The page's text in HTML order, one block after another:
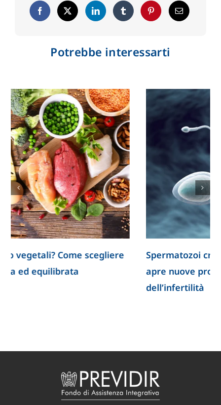
Potrebbe interessarti
Spermatozoi creati in laboratorio: la ricerca
apre nuove prospettive per lo studio